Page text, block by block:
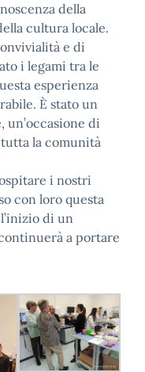
della
cultura locale.
e di
i legami tra le
esperienza
È stato un
di
la comunità
i nostri
con loro questa
di un
a portare